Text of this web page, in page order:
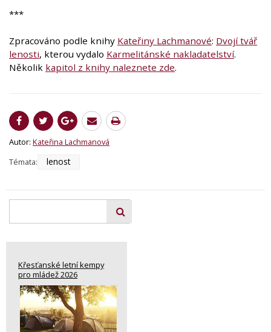
***
Zpracováno podle knihy Kateřiny Lachmanové: Dvojí tvář
lenosti, kterou vydalo Karmelitánské nakladatelství.
Několik kapitol z knihy naleznete zde.
Autor: Kateřina Lachmanová
Témata:
lenost
Křesťanské letní kempy
pro mládež 2026